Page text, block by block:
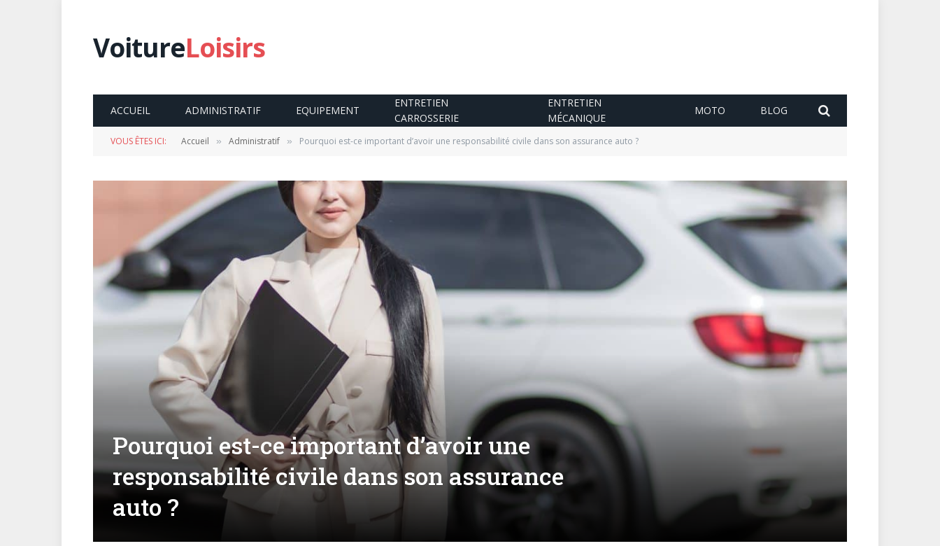
VoitureLoisirs
ACCUEIL ADMINISTRATIF EQUIPEMENT
ENTRETIEN
CARROSSERIE
ENTRETIEN
MÉCANIQUE
MOTO BLOG
VOUS ÊTES ICI: Accueil » Administratif » Pourquoi est-ce important d’avoir une responsabilité civile dans son assurance auto ?
Pourquoi est-ce important d’avoir une
responsabilité civile dans son assurance
auto ?